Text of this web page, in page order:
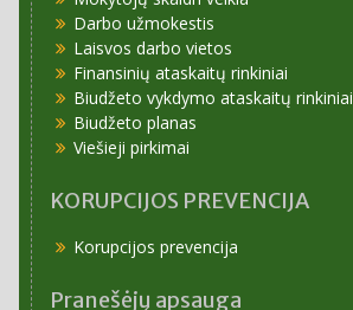
Darbo užmokestis
Laisvos darbo vietos
Finansinių ataskaitų rinkiniai
Biudžeto vykdymo ataskaitų rinkiniai
Biudžeto planas
Viešieji pirkimai
KORUPCIJOS PREVENCIJA
Korupcijos prevencija
Pranešėjų apsauga